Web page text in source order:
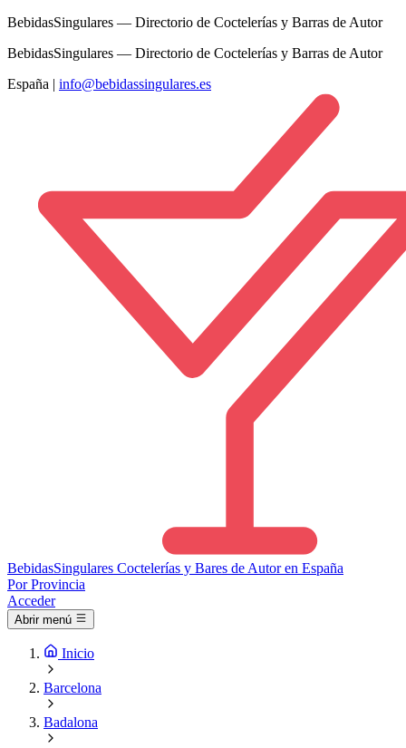
BebidasSingulares — Directorio de Coctelerías y Barras de Autor
BebidasSingulares — Directorio de Coctelerías y Barras de Autor
España | info@bebidassingulares.es
BebidasSingulares Coctelerías y Bares de Autor en España
Por Provincia
Acceder
Abrir menú
Inicio
Barcelona
Badalona